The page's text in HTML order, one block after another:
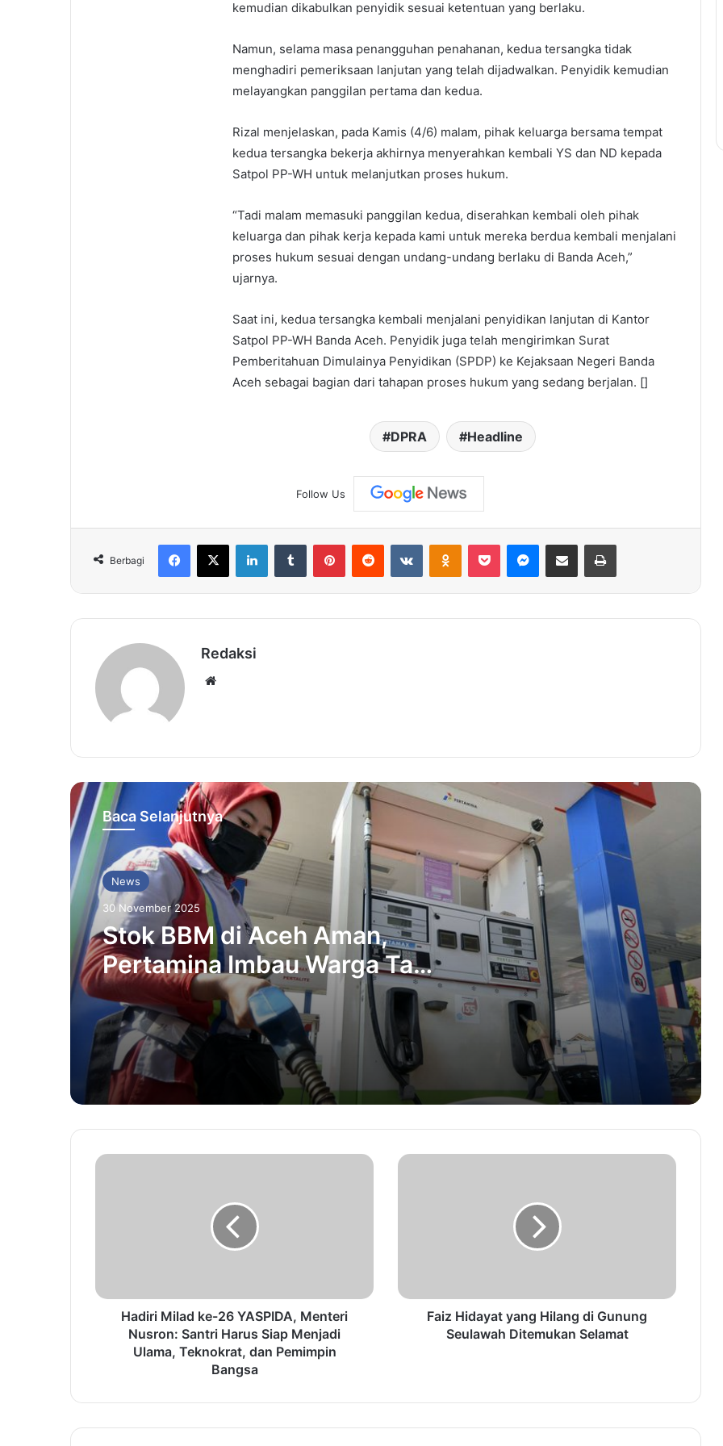
kemudian dikabulkan penyidik sesuai ketentuan yang berlaku.
Namun, selama masa penangguhan penahanan, kedua tersangka tidak
menghadiri pemeriksaan lanjutan yang telah dijadwalkan. Penyidik kemudian
melayangkan panggilan pertama dan kedua.
Rizal menjelaskan, pada Kamis (4/6) malam, pihak keluarga bersama tempat
kedua tersangka bekerja akhirnya menyerahkan kembali YS dan ND kepada
Satpol PP-WH untuk melanjutkan proses hukum.
“Tadi malam memasuki panggilan kedua, diserahkan kembali oleh pihak
keluarga dan pihak kerja kepada kami untuk mereka berdua kembali menjalani
proses hukum sesuai dengan undang-undang berlaku di Banda Aceh,”
ujarnya.
Saat ini, kedua tersangka kembali menjalani penyidikan lanjutan di Kantor
Satpol PP-WH Banda Aceh. Penyidik juga telah mengirimkan Surat
Pemberitahuan Dimulainya Penyidikan (SPDP) ke Kejaksaan Negeri Banda
Aceh sebagai bagian dari tahapan proses hukum yang sedang berjalan. []
DPRA Headline
Follow Us
Berbagi
Facebook
X LinkedInTumblr PinterestReddit VKontakteOdnoklassniki
Pocket Messenger
Share via Email Print
Redaksi
Baca Selanjutnya
News
30 November 2025
Stok BBM di Aceh Aman,
Pertamina Imbau Warga Tak
Panik
Imbau Warga Tak Panik
Aceh Peringkat Pertama Persentase
Lulus SNBP Masuk PTN 2023
Eber Bessa, Inisiator Bangkitnya
Persita Saat Menang Atas Arema FC
PWI Aceh Besar Siap Jadi Garda
Terdepan Sosialisasi Seputar Pilkada
2024
TIM PKK Aceh Kunjungi Sekolah
Pranikah ITB dan Sekolah Rimba Milik
Hanan Attaki
Persib Jadi Klub Kedua Tercepat yang
USK Kirimkan 22 Peserta untuk
Hadiri Milad ke-26 YASPIDA, Menteri
Nusron: Santri Harus Siap Menjadi
Ulama, Teknokrat, dan Pemimpin
Bangsa
Faiz Hidayat yang Hilang di Gunung
Seulawah Ditemukan Selamat